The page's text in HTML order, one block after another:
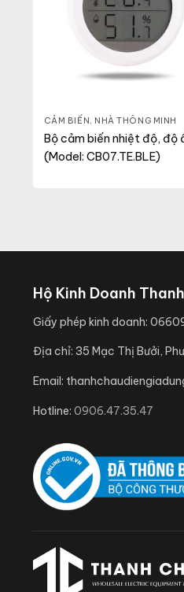
CẢM BIẾN, NHÀ THÔNG MINH
Bộ cảm biến nhiệt độ, độ
(Model: CB07.TE.BLE)
Hộ Kinh Doanh
Giấy phép kinh doanh:
Địa chỉ: 35 Mạc Thị Bưởi,
Email:
Hotline: 0906.47.35.47